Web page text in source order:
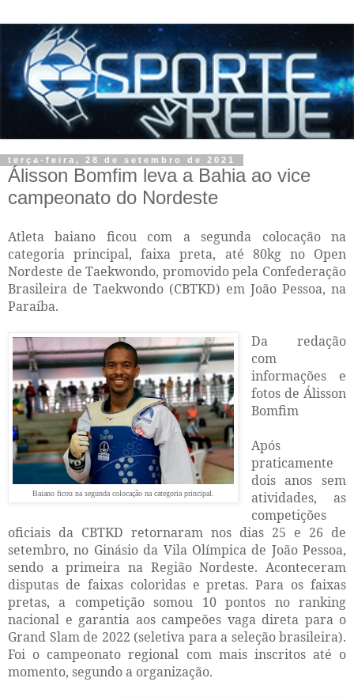
terça-feira, 28 de setembro de 2021
Álisson Bomfim leva a Bahia ao vice
campeonato do Nordeste
Atleta baiano ficou com a segunda colocação na
categoria principal, faixa preta, até 80kg no Open
Nordeste de Taekwondo, promovido pela Confederação
Brasileira de Taekwondo (CBTKD) em João Pessoa, na
Paraíba.
Baiano ficou na segunda colocação na categoria principal.
Da redação
com
informações e
fotos de Álisson
Bomfim
Após
praticamente
dois anos sem
atividades, as
competições
oficiais da CBTKD retornaram nos dias 25 e 26 de
setembro, no Ginásio da Vila Olímpica de João Pessoa,
sendo a primeira na Região Nordeste. Aconteceram
disputas de faixas coloridas e pretas. Para os faixas
pretas, a competição somou 10 pontos no ranking
nacional e garantia aos campeões vaga direta para o
Grand Slam de 2022 (seletiva para a seleção brasileira).
Foi o campeonato regional com mais inscritos até o
momento, segundo a organização.